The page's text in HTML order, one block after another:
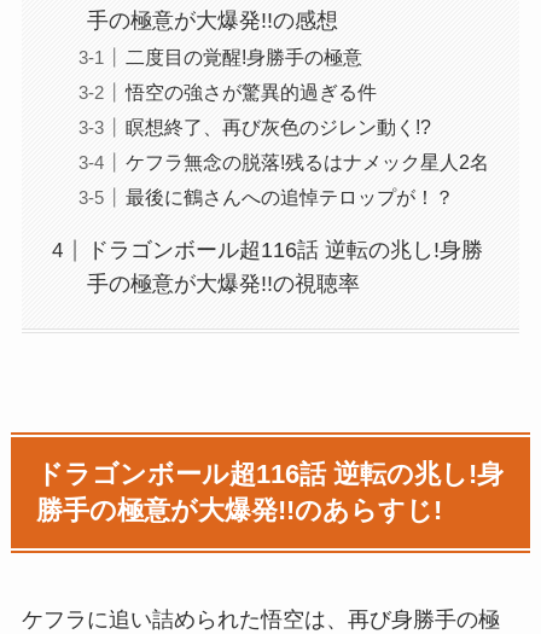
手の極意が大爆発!!の感想
二度目の覚醒!身勝手の極意
悟空の強さが驚異的過ぎる件
瞑想終了、再び灰色のジレン動く!?
ケフラ無念の脱落!残るはナメック星人2名
最後に鶴さんへの追悼テロップが！？
ドラゴンボール超116話 逆転の兆し!身勝
手の極意が大爆発!!の視聴率
ドラゴンボール超116話 逆転の兆し!身
勝手の極意が大爆発!!のあらすじ!
ケフラに追い詰められた悟空は、再び身勝手の極